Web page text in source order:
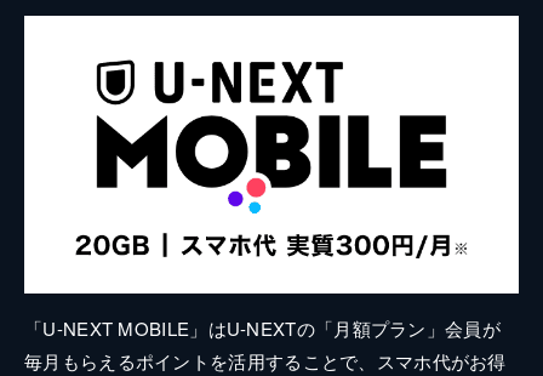
「U-NEXT MOBILE」はU-NEXTの「月額プラン」会員が
毎月もらえるポイントを活用することで、スマホ代がお得